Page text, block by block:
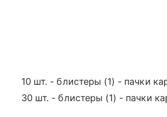
10 шт. - блистеры (1) - пачки
30 шт. - блистеры (1) - пачки